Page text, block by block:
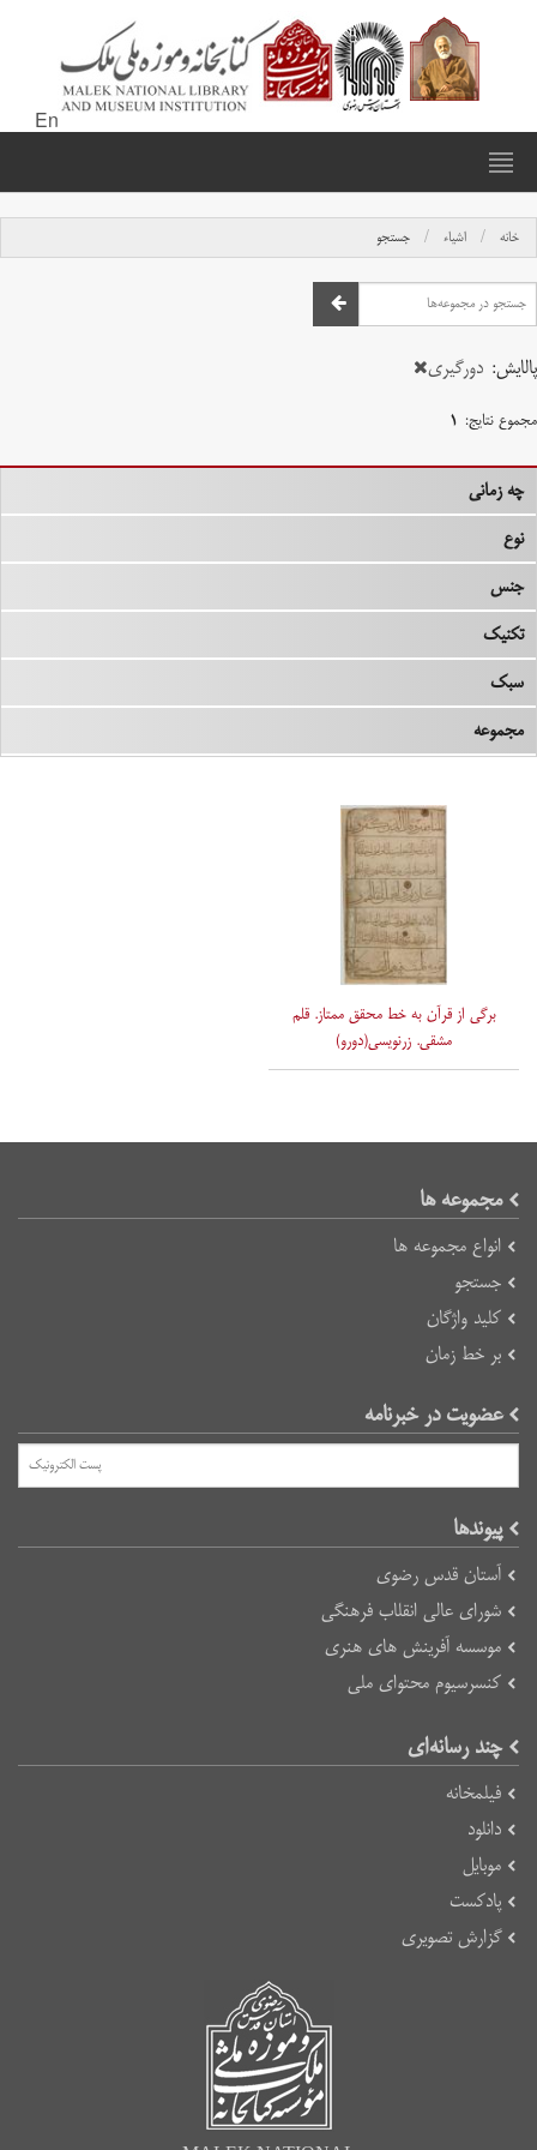
En
خانه اشیاء جستجو
پالایش: دورگیری
مجموع نتایج: ۱
چه زمانی
نوع
جنس
تکنیک
سبک
مجموعه
برگی از قرآن به خط محقق ممتاز. قلم
مشقی. زرنویسی(دورو)
مجموعه ها
انواع مجموعه ها
جستجو
کلید واژگان
بر خط زمان
عضویت در خبرنامه
پیوند‌ها
آستان قدس رضوی
شورای عالی انقلاب فرهنگی
موسسه آفرینش های هنری
کنسرسیوم محتوای ملی
چند رسانه‌ای
فیلمخانه
دانلود
موبایل
پادکست
گزارش تصویری